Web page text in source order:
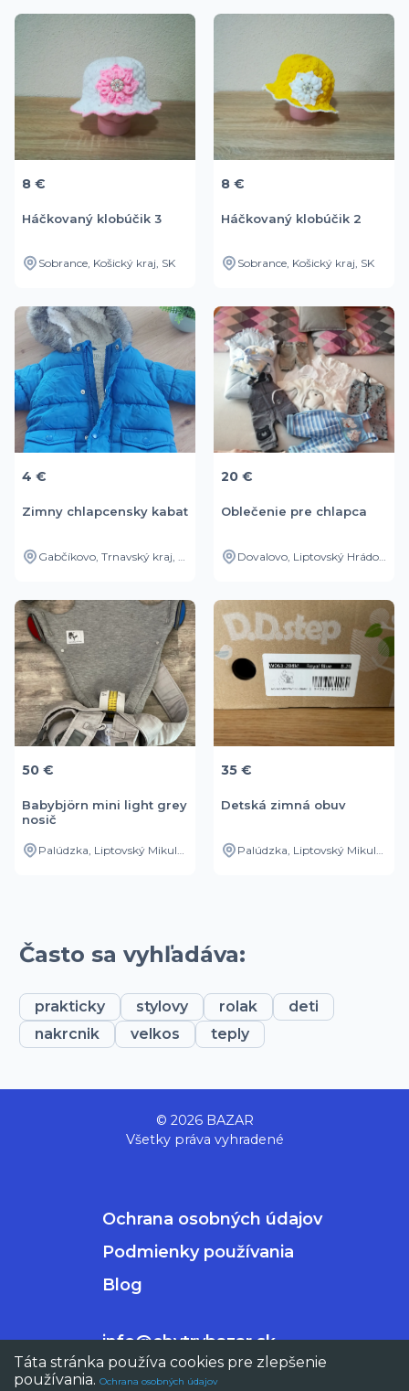
8 €
Háčkovaný klobúčik 3
Sobrance, Košický kraj, SK
8 €
Háčkovaný klobúčik 2
Sobrance, Košický kraj, SK
4 €
Zimny chlapcensky kabat
Gabčíkovo, Trnavský kraj, SK
20 €
Oblečenie pre chlapca
Dovalovo, Liptovský Hrádok, Žilinský kraj, SK
50 €
Babybjörn mini light grey
nosič
35 €
Detská zimná obuv
Často sa vyhľadáva:
prakticky stylovy rolak
deti
nakrcnik
velkos teply
© 2026 BAZAR
Všetky práva vyhradené
Ochrana osobných údajov
Podmienky používania
Blog
info@chytrybazar.sk
Táta stránka používa cookies pre zlepšenie
používania. Ochrana osobných údajov